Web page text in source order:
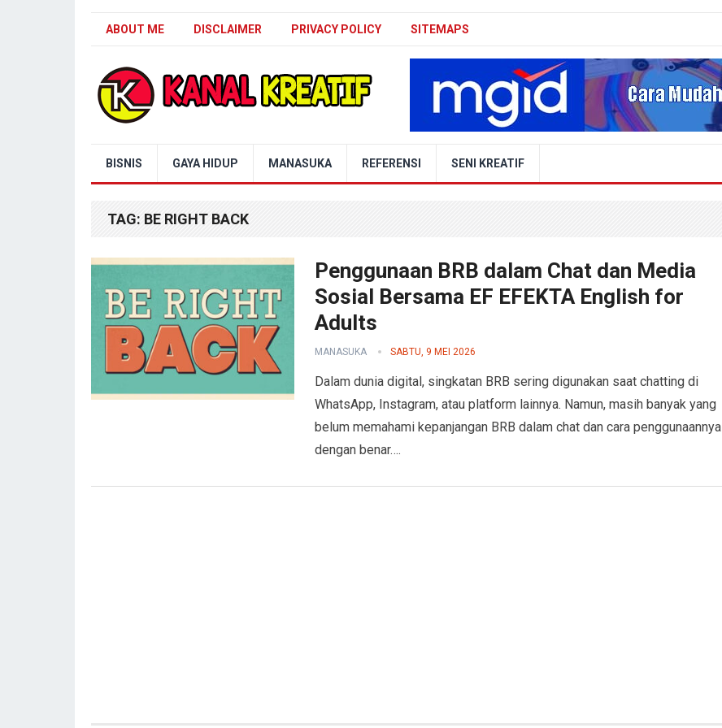
ABOUT ME DISCLAIMER PRIVACY POLICY SITEMAPS
BISNIS GAYA HIDUP MANASUKA REFERENSI SENI KREATIF
TAG: BE RIGHT BACK
Penggunaan BRB dalam Chat dan Media
Sosial Bersama EF EFEKTA English for
Adults
MANASUKA SABTU, 9 MEI 2026
Dalam dunia digital, singkatan BRB sering digunakan saat chatting di
WhatsApp, Instagram, atau platform lainnya. Namun, masih banyak yang
belum memahami kepanjangan BRB dalam chat dan cara penggunaannya
dengan benar….